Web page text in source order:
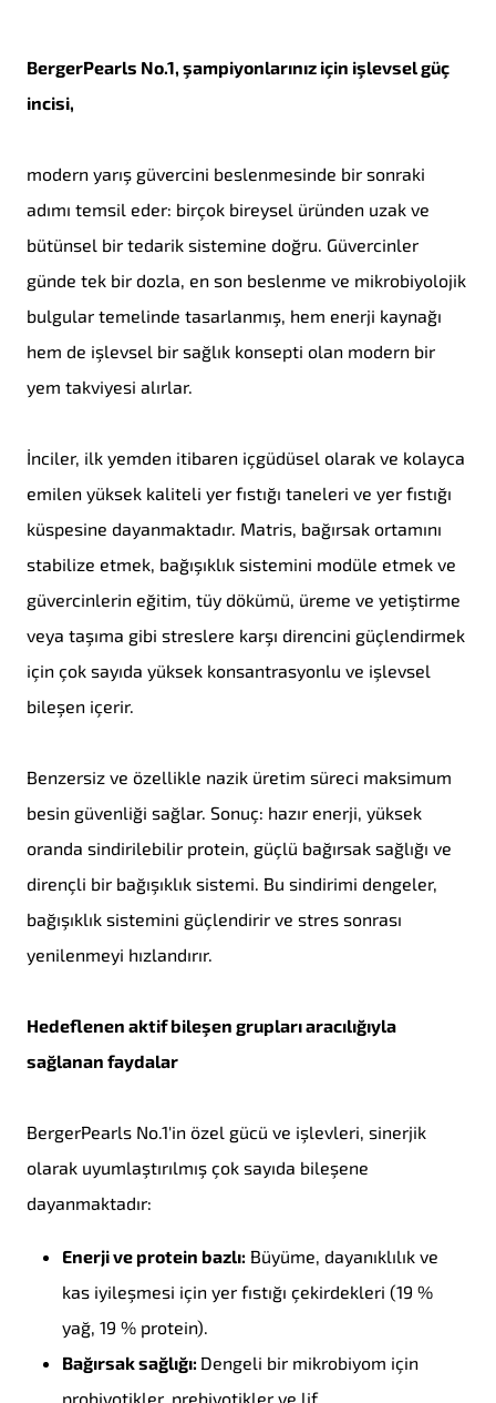
BergerPearls No.1, şampiyonlarınız için işlevsel güç
incisi,
modern yarış güvercini beslenmesinde bir sonraki
adımı temsil eder: birçok bireysel üründen uzak ve
bütünsel bir tedarik sistemine doğru. Güvercinler
günde tek bir dozla, en son beslenme ve mikrobiyolojik
bulgular temelinde tasarlanmış, hem enerji kaynağı
hem de işlevsel bir sağlık konsepti olan modern bir
yem takviyesi alırlar.
İnciler, ilk yemden itibaren içgüdüsel olarak ve kolayca
emilen yüksek kaliteli yer fıstığı taneleri ve yer fıstığı
küspesine dayanmaktadır. Matris, bağırsak ortamını
stabilize etmek, bağışıklık sistemini modüle etmek ve
güvercinlerin eğitim, tüy dökümü, üreme ve yetiştirme
veya taşıma gibi streslere karşı direncini güçlendirmek
için çok sayıda yüksek konsantrasyonlu ve işlevsel
bileşen içerir.
Benzersiz ve özellikle nazik üretim süreci maksimum
besin güvenliği sağlar. Sonuç: hazır enerji, yüksek
oranda sindirilebilir protein, güçlü bağırsak sağlığı ve
dirençli bir bağışıklık sistemi. Bu sindirimi dengeler,
bağışıklık sistemini güçlendirir ve stres sonrası
yenilenmeyi hızlandırır.
Hedeflenen aktif bileşen grupları aracılığıyla
sağlanan faydalar
BergerPearls No.1'in özel gücü ve işlevleri, sinerjik
olarak uyumlaştırılmış çok sayıda bileşene
dayanmaktadır:
Enerji ve protein bazlı: Büyüme, dayanıklılık ve
kas iyileşmesi için yer fıstığı çekirdekleri (19 %
yağ, 19 % protein).
Bağırsak sağlığı: Dengeli bir mikrobiyom için
probiyotikler, prebiyotikler ve lif.